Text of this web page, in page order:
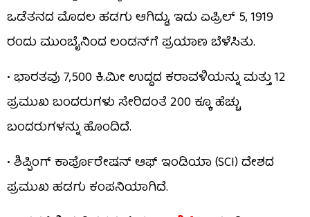
ಒಡೆತನದ ಮೊದಲ ಹಡಗು ಆಗಿದ್ದು, ಇದು ಏಪ್ರಿಲ್ 5, 1919
ರಂದು ಮುಂಬೈನಿಂದ ಲಂಡನ್‌ಗೆ ಪ್ರಯಾಣ ಬೆಳೆಸಿತು.
• ಭಾರತವು 7,500 ಕಿ.ಮೀ ಉದ್ದದ ಕರಾವಳಿಯನ್ನು ಮತ್ತು 12
ಪ್ರಮುಖ ಬಂದರುಗಳು ಸೇರಿದಂತೆ 200 ಕ್ಕೂ ಹೆಚ್ಚು
ಬಂದರುಗಳನ್ನು ಹೊಂದಿದೆ.
• ಶಿಪ್ಪಿಂಗ್ ಕಾರ್ಪೊರೇಷನ್ ಆಫ್‌ ಇಂಡಿಯಾ (SCI) ದೇಶದ
ಪ್ರಮುಖ ಹಡಗು ಕಂಪನಿಯಾಗಿದೆ.